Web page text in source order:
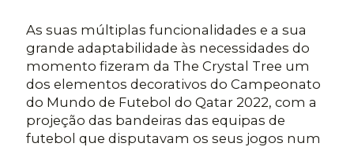
As suas múltiplas funcionalidades e a sua
grande adaptabilidade às necessidades do
momento fizeram da The Crystal Tree um
dos elementos decorativos do Campeonato
do Mundo de Futebol do Qatar 2022, com a
projeção das bandeiras das equipas de
futebol que disputavam os seus jogos num